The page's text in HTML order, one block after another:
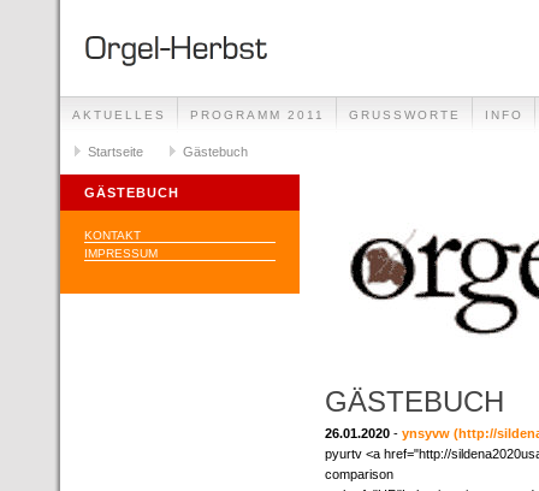
AKTUELLES PROGRAMM 2011 GRUSSWORTE INFO
Startseite Gästebuch
GÄSTEBUCH
KONTAKT
IMPRESSUM
GÄSTEBUCH
26.01.2020 - ynsyvw (http://
pyurtv <a href="http://
comparison